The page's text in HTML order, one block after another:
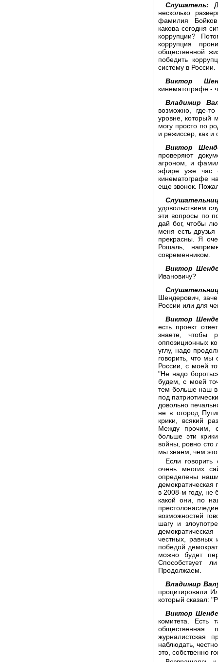
Слушатель:
несколько
фамилия Бойков
какова сегодня
коррупции?
коррупция
общественной
победить
систему в России.
Виктор
кинематографе -
Владимир
возможно, где-
уровне, который
могу просто по
и режиссер, как и
Виктор
проверяют
агроном, и
эфире уже час
кинематографе
еще звонок.
удовольствием
эти вопросы по
дай бог, чтобы
меня есть
прекрасны. Я
Рошаль,
современником.
Виктор
Ивановичу?
Шендерович,
России или для
Виктор
есть проект
знаете, чтобы
оппозиционных
углу, надо
говорить, что мы
России, с моей
"Не надо
будем, с моей
тем больше наш
под
довольно
не в огород
крики, всякий
Между прочим,
больше эти
войны, ровно сто
мы знаем, чем это
Если
очень многих
определены
в 2008-м году, не
какой они, по
возможностей
шагу и
честных, равных
победой
можно будет
Способствует
Продолжаем.
Владимир
процитировали
который сказал:
Виктор
комитета. Есть
общественная
журналистская
наблюдать,
это, собственно